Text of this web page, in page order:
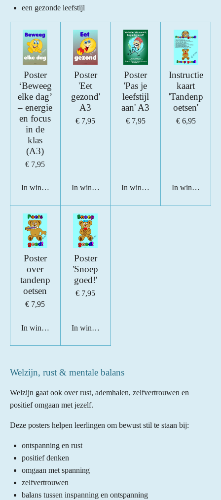
een gezonde leefstijl
Poster
‘Beweeg
elke dag’
– energie
en focus
in de
klas
(A3)
€ 7,95
In winkelwagen
Poster
'Eet
gezond'
A3
€ 7,95
In winkelwagen
Poster
'Pas je
leefstijl
aan' A3
€ 7,95
In winkelwagen
Instructie
kaart
'Tandenp
oetsen'
€ 6,95
In
Poster
over
tandenp
oetsen
€ 7,95
In winkelwagen
Poster
'Snoep
goed!'
€ 7,95
In winkelwagen
Welzijn, rust & mentale balans
Welzijn gaat ook over rust, ademhalen, zelfvertrouwen en
positief omgaan met jezelf.
Deze posters helpen leerlingen om bewust stil te staan bij:
ontspanning en rust
positief denken
omgaan met spanning
zelfvertrouwen
balans tussen inspanning en ontspanning